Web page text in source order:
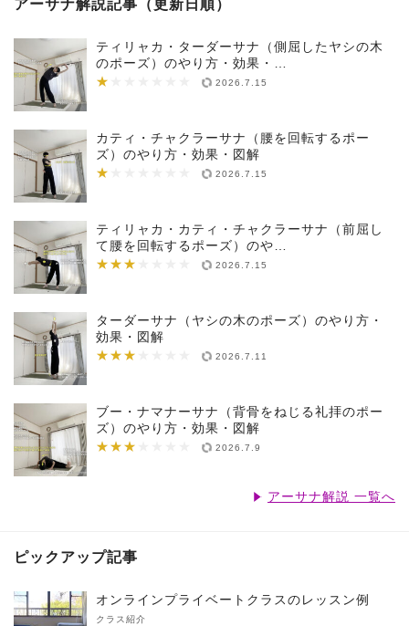
アーサナ解説記事（更新日順）
ティリャカ・ターダーサナ（側屈したヤシの木
のポーズ）のやり方・効果・…
★
★★★★★★★ 2026.7.15
カティ・チャクラーサナ（腰を回転するポー
ズ）のやり方・効果・図解
★
★★★★★★★ 2026.7.15
ティリャカ・カティ・チャクラーサナ（前屈し
て腰を回転するポーズ）のや…
★★★
★★★★★★★ 2026.7.15
ターダーサナ（ヤシの木のポーズ）のやり方・
効果・図解
★★★
★★★★★★★ 2026.7.11
ブー・ナマナーサナ（背骨をねじる礼拝のポー
ズ）のやり方・効果・図解
★★★
★★★★★★★ 2026.7.9
アーサナ解説 一覧へ
ピックアップ記事
オンラインプライベートクラスのレッスン例
クラス紹介